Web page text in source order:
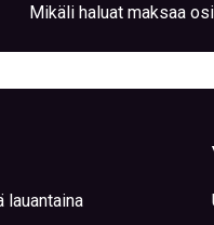
Mikäli haluat maksaa
lauantaina